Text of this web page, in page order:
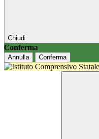
Chiudi
Conferma
Annulla Conferma